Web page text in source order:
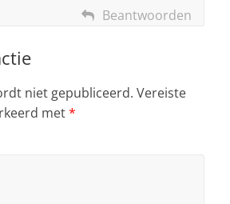
Beantwoorden
niet gepubliceerd. Vereiste
met*